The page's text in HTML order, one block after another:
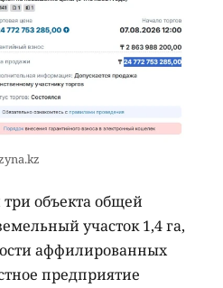
объекта общей
участок 1,4 га,
аффилированных
предприятие